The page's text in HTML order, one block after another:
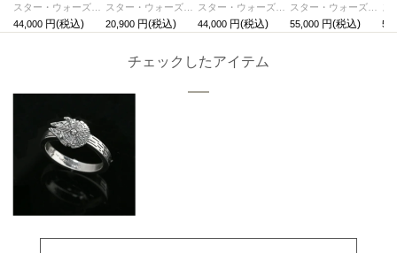
スター・ウォーズ "STAR WARS™" ジャバ・ザ・ハット リング/指輪
44,000
スター・ウォーズ"STARWARS™" ミレニアムファルコン ブレスレット-シルバー
20,900
スター・ウォーズ "STAR WARS™"ダース・ベイダー デスマスクネックレス
44,000
スター・ウォーズ "STAR WARS™" Xウイングネックレス
55,000
チェックしたアイテム